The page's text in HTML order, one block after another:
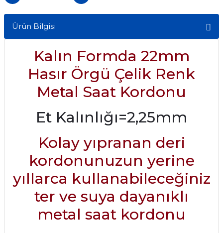
Ürün Bilgisi
Kalın Formda 22mm
Hasır Örgü Çelik Renk
Metal Saat Kordonu
Et Kalınlığı=2,25mm
Kolay yıpranan deri
kordonunuzun yerine
yıllarca kullanabileceğiniz
ter ve suya dayanıklı
metal saat kordonu